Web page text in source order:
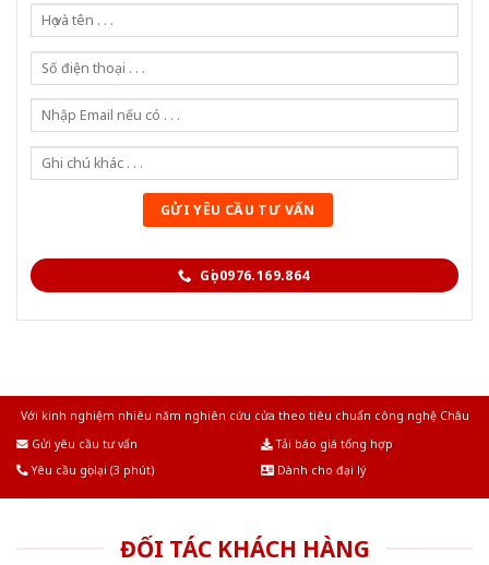
Gọi 0976.169.864
Với kinh nghiệm nhiêu năm nghiên cứu cửa theo tiêu chuẩn công nghệ Châu
Gửi yêu cầu tư vấn
Tải báo giá tổng hợp
Yêu cầu gọi lại (3 phút)
Dành cho đại lý
ĐỐI TÁC KHÁCH HÀNG